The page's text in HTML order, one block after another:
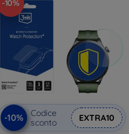
-10%
-10%
Codice
sconto
EXTRA10